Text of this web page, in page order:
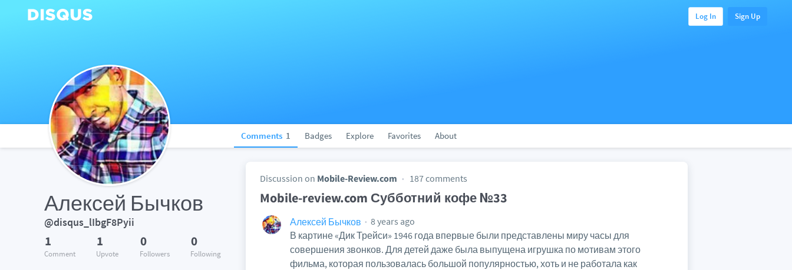
Log In Sign Up
Comments 1 Badges Explore Favorites About
Алексей Бычков
@disqus_lIbgF8Pyii
1
Comment
1
Upvote
0
Followers
0
Following
Discussion on Mobile-Review.com 187 comments
Mobile-review.com Субботний кофе №33
Алексей Бычков
8 years ago
В картине «Дик Трейси» 1946 года впервые были представлены миру часы для
совершения звонков. Для детей даже была выпущена игрушка по мотивам этого
фильма, которая пользовалась большой популярностью, хоть и не работала как